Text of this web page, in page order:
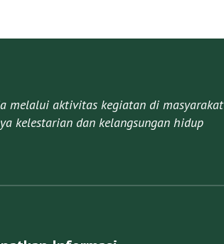
melalui aktivitas kegiatan di masyarakat
kelestarian dan kelangsungan hidup